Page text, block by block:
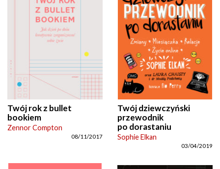
Twój rok z bullet
bookiem
Zennor Compton
08/11/2017
Twój dziewczyński
przewodnik
po dorastaniu
Sophie Elkan
03/04/2019